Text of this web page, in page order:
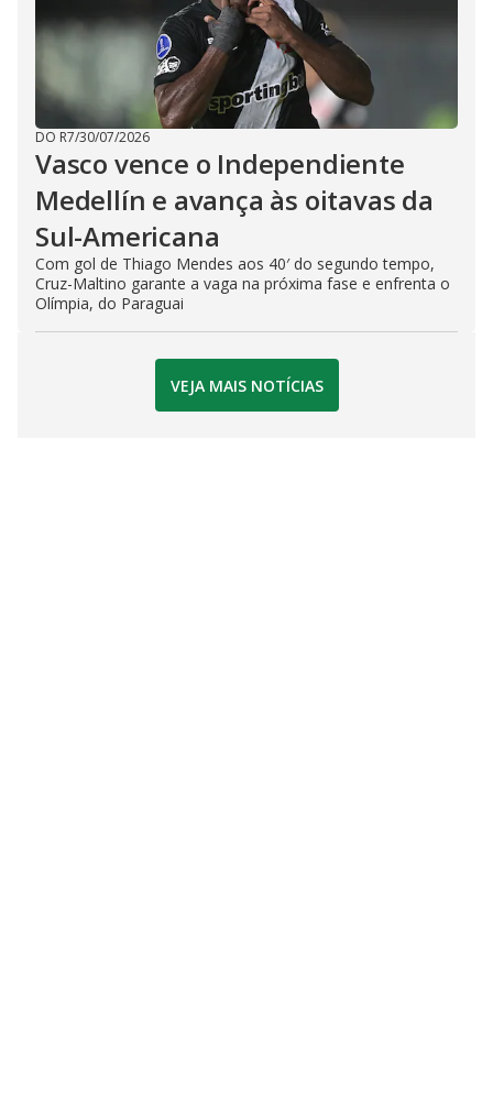
DO R7/30/07/2026
Vasco vence o Independiente
Medellín e avança às oitavas da
Sul-Americana
Com gol de Thiago Mendes aos 40′ do segundo tempo,
Cruz-Maltino garante a vaga na próxima fase e enfrenta o
Olímpia, do Paraguai
VEJA MAIS NOTÍCIAS